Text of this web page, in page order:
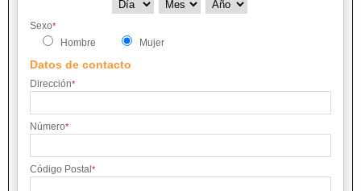
Sexo*
Hombre Mujer
Datos de contacto
Dirección*
Número*
Código Postal *